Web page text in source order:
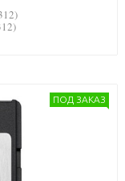
ПОД ЗАКАЗ